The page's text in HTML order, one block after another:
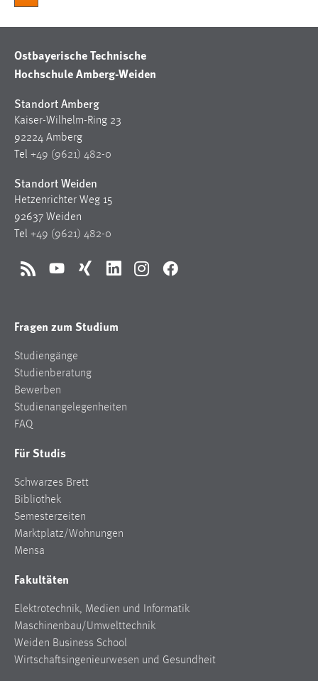
Ostbayerische Technische
Hochschule Amberg-Weiden
Standort Amberg
Kaiser-Wilhelm-Ring 23
92224 Amberg
Tel +49 (9621) 482-0
Standort Weiden
Hetzenrichter Weg 15
92637 Weiden
Tel +49 (9621) 482-0
RSS YouTubeXing LinkedInInstagramFacebook
Fragen zum Studium
Studiengänge
Studienberatung
Bewerben
Studienangelegenheiten
FAQ
Für Studis
Schwarzes Brett
Bibliothek
Semesterzeiten
Marktplatz/Wohnungen
Mensa
Fakultäten
Elektrotechnik, Medien und Informatik
Maschinenbau/Umwelttechnik
Weiden Business School
Wirtschaftsingenieurwesen und Gesundheit
30 Tage
Name:
MibewSessionID, MIBEW_UserID, mibew_locale, mibew-
chat-frame-style-5e9dbeb1811c0446
Zweck:
Cookie Laufzeit:
MibewSessionID, mibew-chat-frame-style-
Jahre, MIBEW_UserID = 1 Jahr
Name:
Zweck:
Dieser Cookie ist notwendig um sich an der Website
einloggen zu können.
24 Stunden
STATISTIK
Statistik Cookies erfassen Informationen anonym.
Name:
_pk_ref, _pk_cvar, _pk_id, _pk_ses
Zweck: